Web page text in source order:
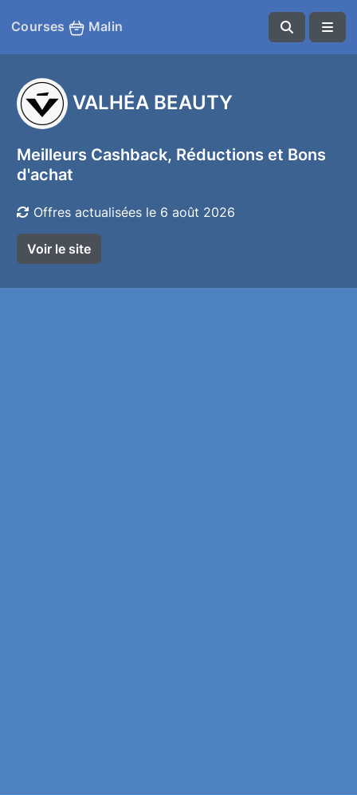
Courses Malin
VALHÉA BEAUTY
Meilleurs Cashback, Réductions et Bons
d'achat
Offres actualisées le 6 août 2026
Voir le site